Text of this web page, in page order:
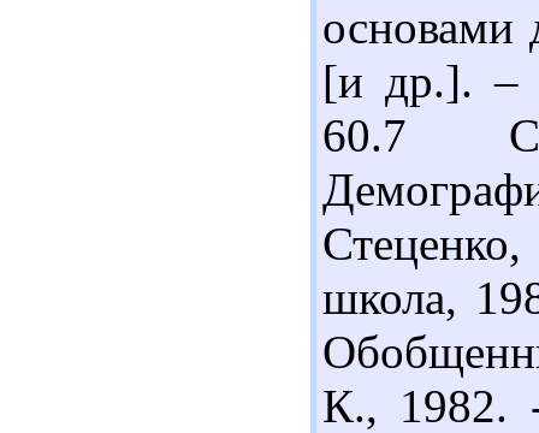
[и др.]. –
60.7
школа,
К., 1982.